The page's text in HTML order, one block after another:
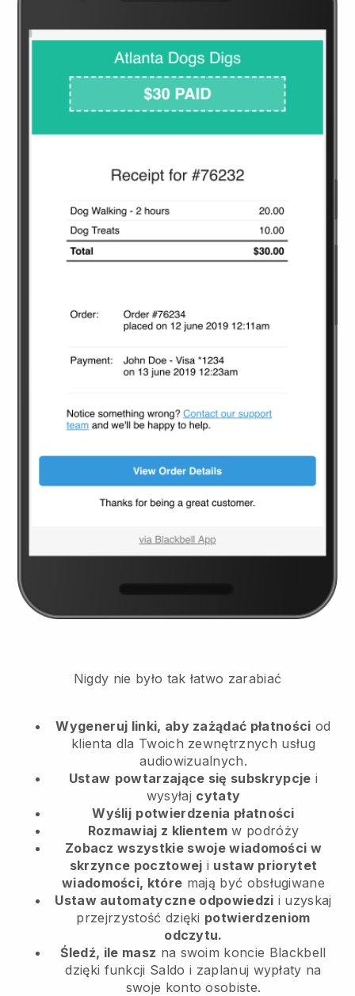
Nigdy nie było tak łatwo zarabiać
Wygeneruj linki, aby zażądać płatności od
klienta dla Twoich zewnętrznych usług
audiowizualnych.
Ustaw powtarzające się subskrypcje i
wysyłaj cytaty
Wyślij potwierdzenia płatności
Rozmawiaj z klientem w podróży
Zobacz wszystkie swoje wiadomości w
skrzynce pocztowej i ustaw priorytet
wiadomości, które mają być obsługiwane
Ustaw automatyczne odpowiedzi i uzyskaj
przejrzystość dzięki potwierdzeniom
odczytu.
Śledź, ile masz na swoim koncie Blackbell
dzięki funkcji Saldo i zaplanuj wypłaty na
swoje konto osobiste.